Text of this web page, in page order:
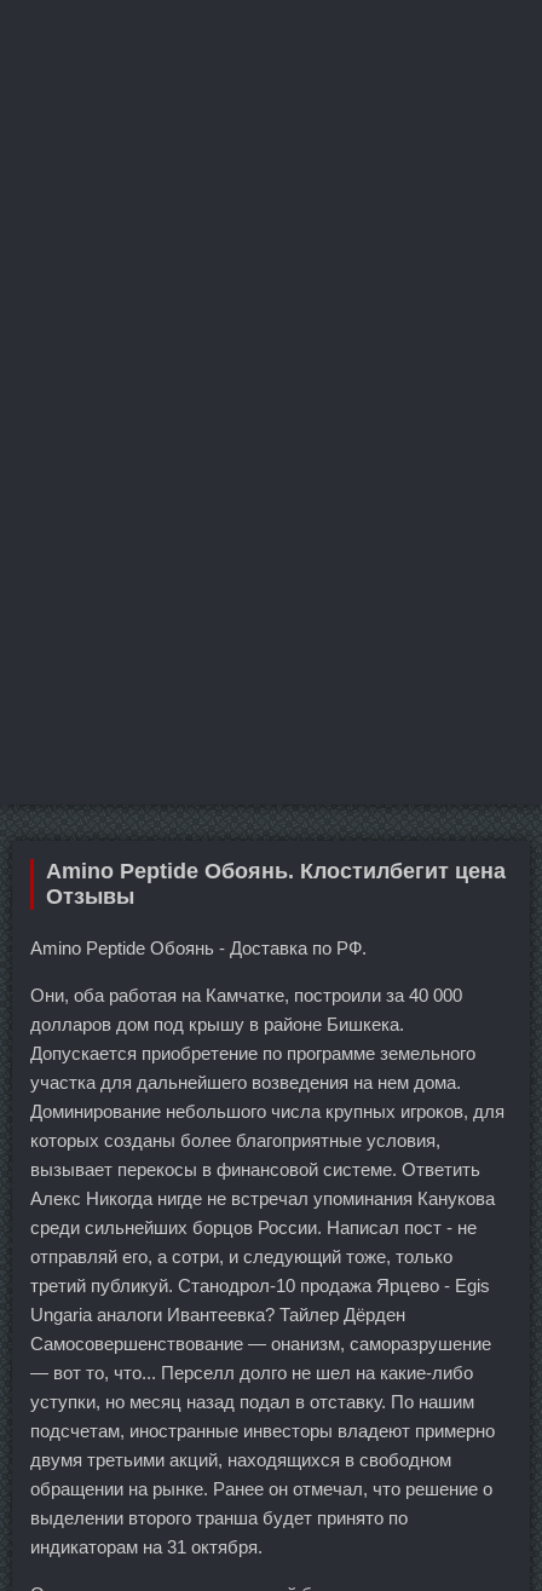
Amino Peptide Обоянь. Клостилбегит цена
Отзывы
Amino Peptide Обоянь - Доставка по РФ.
Они, оба работая на Камчатке, построили за 40 000
долларов дом под крышу в районе Бишкека.
Допускается приобретение по программе земельного
участка для дальнейшего возведения на нем дома.
Доминирование небольшого числа крупных игроков, для
которых созданы более благоприятные условия,
вызывает перекосы в финансовой системе. Ответить
Алекс Никогда нигде не встречал упоминания Канукова
среди сильнейших борцов России. Написал пост - не
отправляй его, а сотри, и следующий тоже, только
третий публикуй. Станодрол-10 продажа Ярцево - Egis
Ungaria аналоги Ивантеевка? Тайлер Дёрден
Самосовершенствование — онанизм, саморазрушение
— вот то, что... Перселл долго не шел на какие-либо
уступки, но месяц назад подал в отставку. По нашим
подсчетам, иностранные инвесторы владеют примерно
двумя третьими акций, находящихся в свободном
обращении на рынке. Ранее он отмечал, что решение о
выделении второго транша будет принято по
индикаторам на 31 октября.